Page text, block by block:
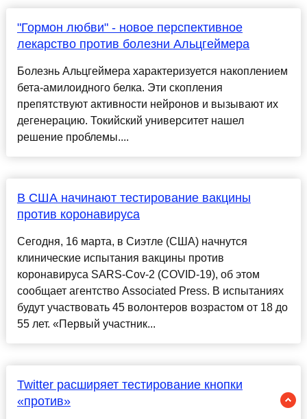
"Гормон любви" - новое перспективное
лекарство против болезни Альцгеймера
Болезнь Альцгеймера характеризуется накоплением
бета-амилоидного белка. Эти скопления
препятствуют активности нейронов и вызывают их
дегенерацию. Токийский университет нашел
решение проблемы....
В США начинают тестирование вакцины
против коронавируса
Сегодня, 16 марта, в Сиэтле (США) начнутся
клинические испытания вакцины против
коронавируса SARS-Cov-2 (COVID-19), об этом
сообщает агентство Associated Press. В испытаниях
будут участвовать 45 волонтеров возрастом от 18 до
55 лет. «Первый участник...
Twitter расширяет тестирование кнопки
«против»